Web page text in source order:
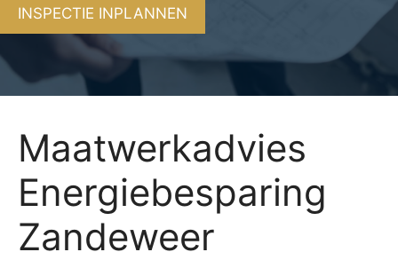
INSPECTIE INPLANNEN
Maatwerkadvies
Energiebesparing
Zandeweer